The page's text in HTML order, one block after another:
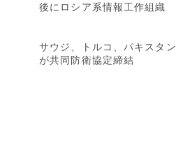
後にロシア系情報工作組織
サウジ、トルコ、パキスタン
が共同防衛協定締結